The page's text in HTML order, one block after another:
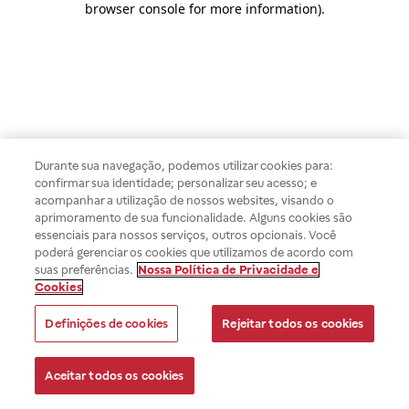
browser console for more information).
Durante sua navegação, podemos utilizar cookies para:
confirmar sua identidade; personalizar seu acesso; e
acompanhar a utilização de nossos websites, visando o
aprimoramento de sua funcionalidade. Alguns cookies são
essenciais para nossos serviços, outros opcionais. Você
poderá gerenciar os cookies que utilizamos de acordo com
suas preferências. Nossa Política de Privacidade e
Cookies
Definições de cookies Rejeitar todos os cookies
Aceitar todos os cookies